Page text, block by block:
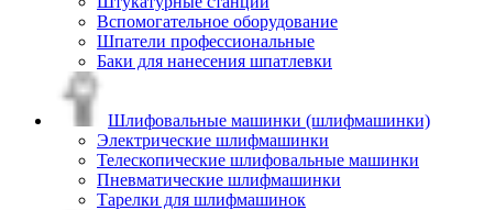
Вспомогательное оборудование
Шпатели профессиональные
Баки для нанесения шпатлевки
Шлифовальные машинки (шлифмашинки)
Электрические шлифмашинки
Телескопические шлифовальные машинки
Пневматические шлифмашинки
Тарелки для шлифмашинок